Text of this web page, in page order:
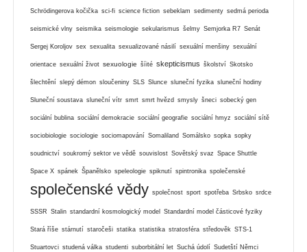
Schrödingerova kočička sci-fi science fiction sebeklam sedimenty sedmá perioda
seismické vlny seismika seismologie sekularismus šelmy Semjorka R7 Senát
Sergej Koroljov sex sexualita sexualizované násilí sexuální menšiny sexuální
orientace sexuální život sexuologie šíité skepticismus školství Skotsko
šlechtění slepý démon sloučeniny SLS Slunce sluneční fyzika sluneční hodiny
Sluneční soustava sluneční vítr smrt smrt hvězd smysly šneci sobecký gen
sociální bublina sociální demokracie sociální geografie sociální hmyz sociální sítě
sociobiologie sociologie sociomapování Somaliland Somálsko sopka sopky
soudnictví soukromý sektor ve vědě souvislost Sovětský svaz Space Shuttle
Space X spánek Španělsko speleologie spiknutí spintronika společenské
společenské vědy společnost sport spotřeba Srbsko srdce
SSSR Stalin standardní kosmologický model Standardní model částicové fyziky
Stará říše stárnutí staročeši statika statistika stratosféra středověk STS-1
Stuartovci studená válka studenti suborbitální let Suchá údolí Sudetští Němci